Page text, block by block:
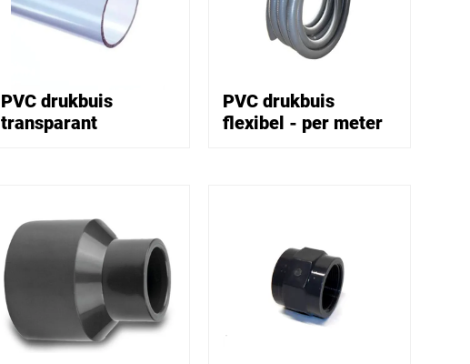
PVC drukbuis
transparant
PVC drukbuis
flexibel - per meter